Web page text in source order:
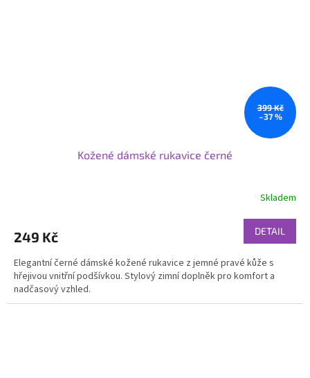
399 Kč
–37 %
Kožené dámské rukavice černé
Skladem
249 Kč DETAIL
Elegantní černé dámské kožené rukavice z jemné pravé kůže s
hřejivou vnitřní podšívkou. Stylový zimní doplněk pro komfort a
nadčasový vzhled.